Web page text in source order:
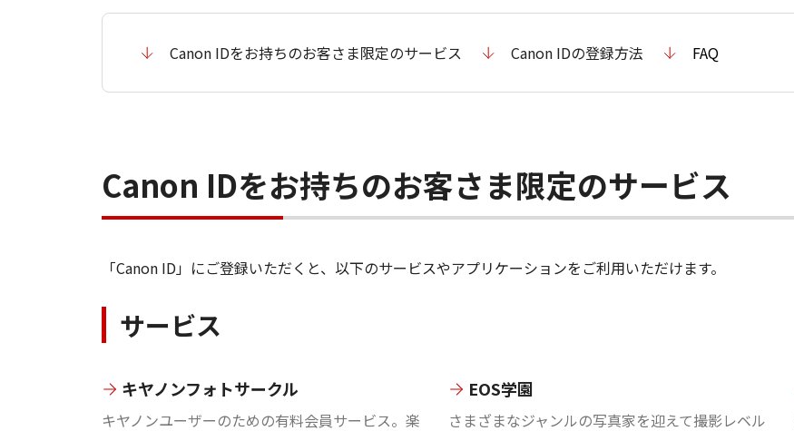
Canon IDをお持ちのお客さま限定のサービス Canon IDの登録方法 FAQ
Canon IDをお持ちのお客さま限定のサービス
「Canon ID」にご登録いただくと、以下のサービスやアプリケーションをご利用いただけます。
サービス
キヤノンフォトサークル
キヤノンユーザーのための有料会員サービス。楽
EOS学園
さまざまなジャンルの写真家を迎えて撮影レベル